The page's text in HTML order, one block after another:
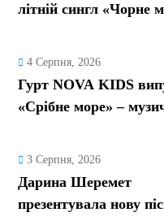
літній сингл «Чорне
4 Серпня, 2026
Гурт NOVA KIDS
«Срібне море» –
3 Серпня, 2026
Дарина Шеремет
презентувала нову